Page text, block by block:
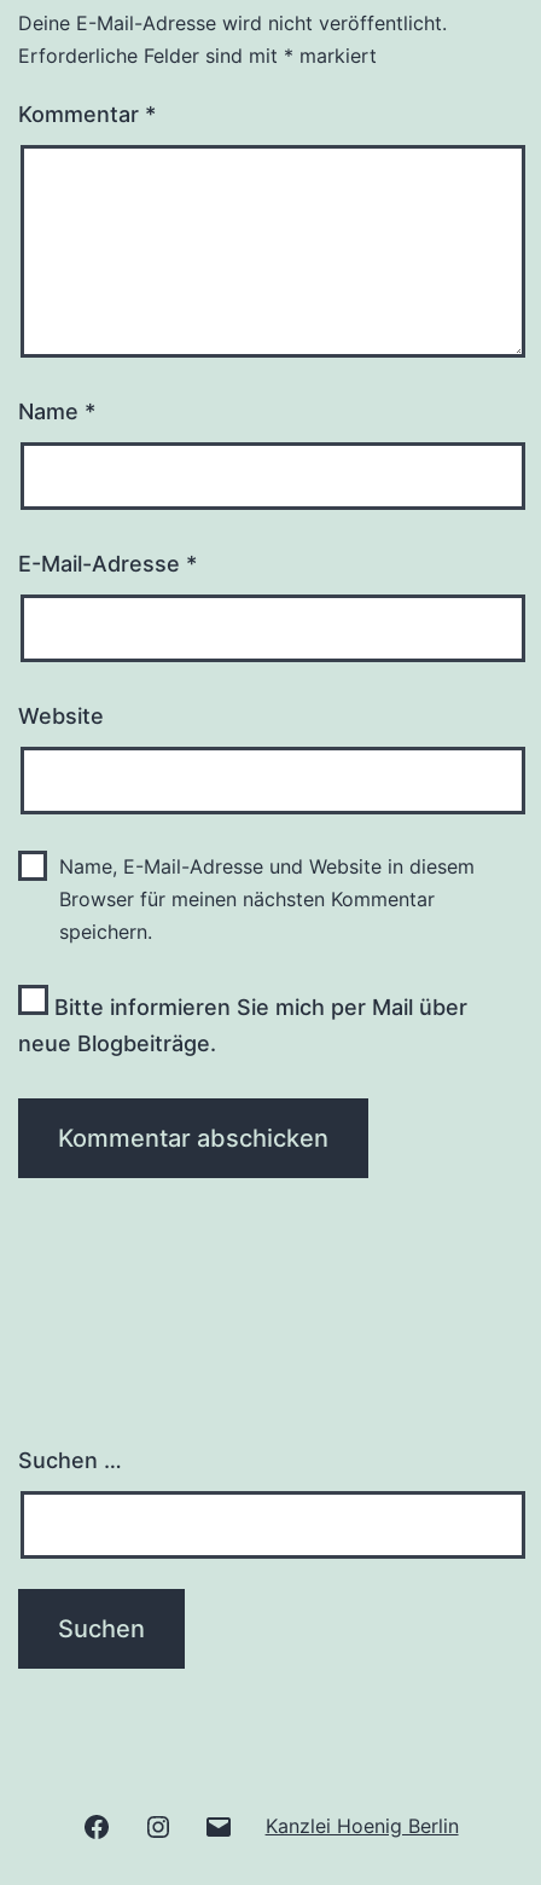
Deine E-Mail-Adresse wird nicht veröffentlicht.
Erforderliche Felder sind mit * markiert
Kommentar *
Name *
E-Mail-Adresse *
Website
Name, E-Mail-Adresse und Website in diesem
Browser für meinen nächsten Kommentar
speichern.
Bitte informieren Sie mich per Mail über
neue Blogbeiträge.
Suchen …
FacebookInstagram Kanzlei Hoenig Berlin